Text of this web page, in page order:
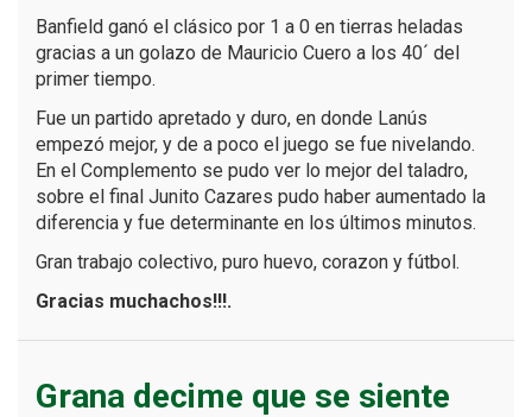
Banfield ganó el clásico por 1 a 0 en tierras heladas
gracias a un golazo de Mauricio Cuero a los 40´ del
primer tiempo.
Fue un partido apretado y duro, en donde Lanús
empezó mejor, y de a poco el juego se fue nivelando.
En el Complemento se pudo ver lo mejor del taladro,
sobre el final Junito Cazares pudo haber aumentado la
diferencia y fue determinante en los últimos minutos.
Gran trabajo colectivo, puro huevo, corazon y fútbol.
Gracias muchachos!!!.
Grana decime que se siente